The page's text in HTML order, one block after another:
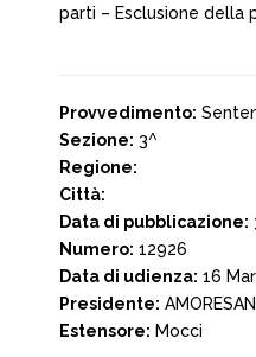
parti – Esclusione della
Provvedimento:
Sezione: 3^
Regione:
Città:
Data di pubblicazione:
Numero: 12926
Data di udienza: 16
Presidente:
Estensore: Mocci